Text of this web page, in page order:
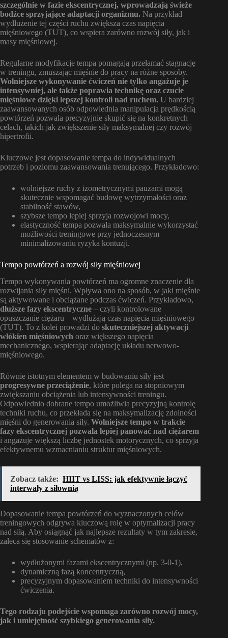
szczególnie w fazie ekscentrycznej, wprowadzają świeże
bodźce sprzyjające adaptacji organizmu. Na przykład
wydłużenie tej części ruchu zwiększa czas napięcia
mięśniowego (TUT), co wspiera zarówno rozwój siły, jak i
masy mięśniowej.
Regularne modyfikacje tempa pomagają przełamać stagnację
w treningu, zmuszając mięśnie do pracy na różne sposoby.
Wolniejsze wykonywanie ćwiczeń nie tylko angażuje je
intensywniej, ale także poprawia technikę oraz czucie
mięśniowe dzięki lepszej kontroli nad ruchem. U bardziej
zaawansowanych osób odpowiednia manipulacja prędkością
powtórzeń pozwala precyzyjnie skupić się na konkretnych
celach, takich jak zwiększenie siły maksymalnej czy rozwój
hipertrofii.
Kluczowe jest dopasowanie tempa do indywidualnych
potrzeb i poziomu zaawansowania trenującego. Przykładowo:
wolniejsze ruchy z izometrycznymi pauzami mogą
skutecznie wspomagać budowę wytrzymałości oraz
stabilność stawów,
szybsze tempo lepiej sprzyja rozwojowi mocy,
elastyczność tempa pozwala maksymalnie wykorzystać
możliwości treningowe przy jednoczesnym
minimalizowaniu ryzyka kontuzji.
Tempo powtórzeń a rozwój siły mięśniowej
Tempo wykonywania powtórzeń ma ogromne znaczenie dla
rozwijania siły mięśni. Wpływa ono na sposób, w jaki mięśnie
są aktywowane i obciążane podczas ćwiczeń. Przykładowo,
dłuższe fazy ekscentryczne – czyli kontrolowane
opuszczanie ciężaru – wydłużają czas napięcia mięśniowego
(TUT). To z kolei prowadzi do skuteczniejszej aktywacji
włókien mięśniowych oraz większego napięcia
mechanicznego, wspierając adaptację układu nerwowo-
mięśniowego.
Równie istotnym elementem w budowaniu siły jest
progresywne przeciążenie, które polega na stopniowym
zwiększaniu obciążenia lub intensywności treningu.
Odpowiednio dobrane tempo umożliwia precyzyjną kontrolę
techniki ruchu, co przekłada się na maksymalizację zdolności
mięśni do generowania siły. Wolniejsze tempo w trakcie
fazy ekscentrycznej pozwala lepiej panować nad ciężarem
i angażuje większą liczbę jednostek motorycznych, co sprzyja
efektywnemu wzmacnianiu struktur mięśniowych.
Zobacz także: HIIT vs LISS: jak efektywnie łączyć
interwały z siłownią
Dopasowanie tempa powtórzeń do wyznaczonych celów
treningowych odgrywa kluczową rolę w optymalizacji pracy
nad siłą. Aby osiągnąć jak najlepsze rezultaty w tym zakresie,
zaleca się stosowanie schematów z:
wydłużonymi fazami ekscentrycznymi (np. 3-0-1),
dynamiczną fazą koncentryczną,
precyzyjnym dopasowaniem techniki do intensywności
ćwiczenia.
Tego rodzaju podejście wspomaga zarówno rozwój mocy,
jak i umiejętność szybkiego generowania siły.